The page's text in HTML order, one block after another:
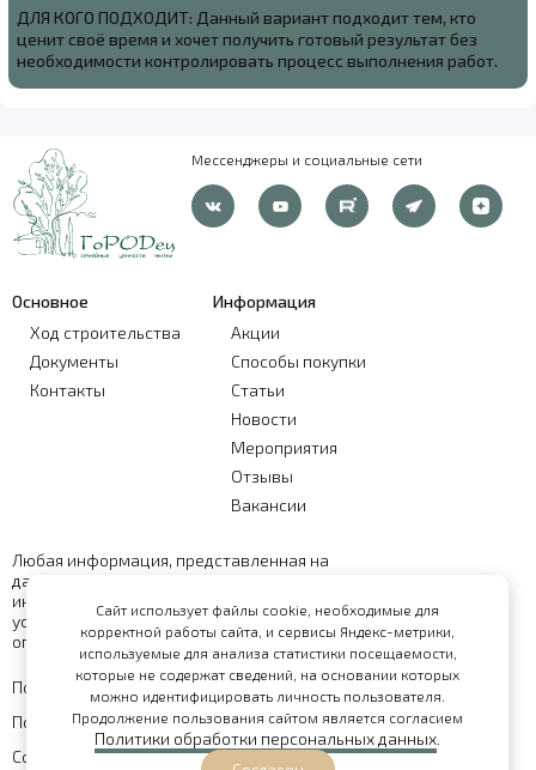
ДЛЯ КОГО ПОДХОДИТ: Данный вариант подходит тем, кто
ценит своё время и хочет получить готовый результат без
необходимости контролировать процесс выполнения работ.
Мессенджеры и социальные сети
Основное
Ход строительства
Документы
Контакты
Информация
Акции
Способы покупки
Статьи
Новости
Мероприятия
Отзывы
Вакансии
Любая информация, представленная на
данном сайте, носит исключительно
информационный характер и ни при каких
условиях не является публичной офертой,
определяемой положениями статьи 437 ГК РФ
Политика обработки персональных данных
Политика конфиденциальности
Согласие на обработку персональных данных
Сайт использует файлы cookie, необходимые для
корректной работы сайта, и сервисы Яндекс-метрики,
используемые для анализа статистики посещаемости,
которые не содержат сведений, на основании которых
можно идентифицировать личность пользователя.
Продолжение пользования сайтом является согласием
Политики обработки персональных данных